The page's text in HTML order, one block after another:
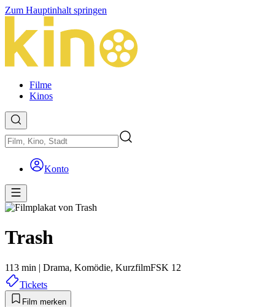
Zum Hauptinhalt springen
Filme
Kinos
Konto
Trash
113 min | Drama, Komödie, KurzfilmFSK 12
Tickets
Film merken